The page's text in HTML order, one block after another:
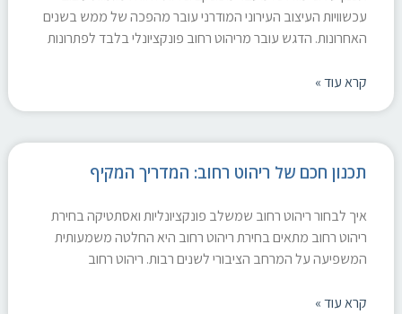
עכשוויות העיצוב העירוני המודרני עובר מהפכה של ממש בשנים
האחרונות. הדגש עובר מריהוט רחוב פונקציונלי בלבד לפתרונות
קרא עוד »
תכנון חכם של ריהוט רחוב: המדריך המקיף
איך לבחור ריהוט רחוב שמשלב פונקציונליות ואסתטיקה בחירת
ריהוט רחוב מתאים בחירת ריהוט רחוב היא החלטה משמעותית
המשפיעה על המרחב הציבורי לשנים רבות. ריהוט רחוב
קרא עוד »